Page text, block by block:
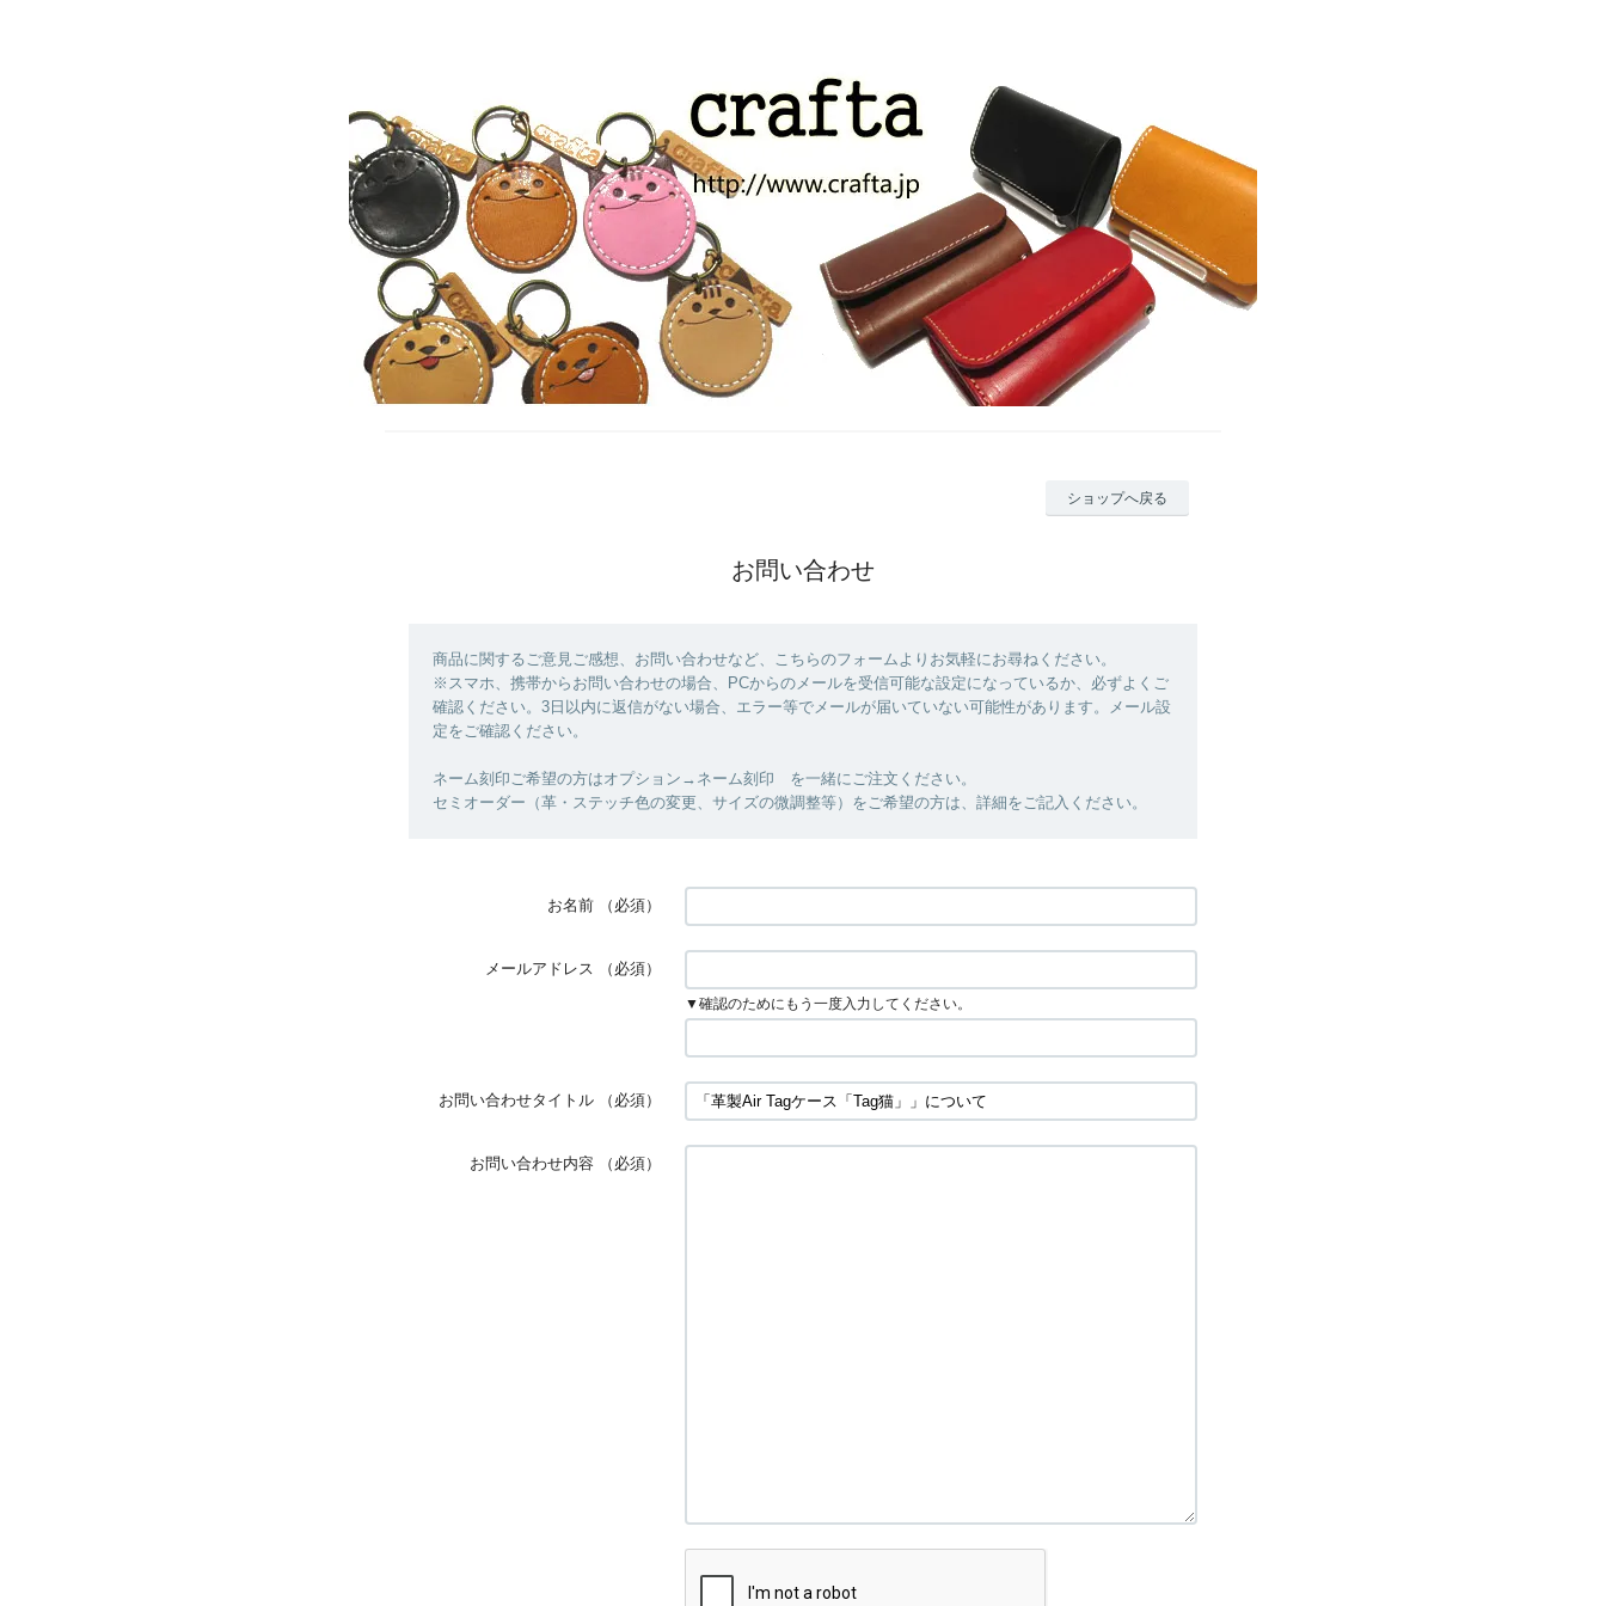
ショップへ戻る
お問い合わせ
商品に関するご意見ご感想、お問い合わせなど、こちらのフォームよりお気軽にお尋ねください。
※スマホ、携帯からお問い合わせの場合、PCからのメールを受信可能な設定になっているか、必ずよくご
確認ください。3日以内に返信がない場合、エラー等でメールが届いていない可能性があります。メール設
定をご確認ください。
ネーム刻印ご希望の方はオプション→ネーム刻印 を一緒にご注文ください。
セミオーダー（革・ステッチ色の変更、サイズの微調整等）をご希望の方は、詳細をご記入ください。
お名前 （必須）
メールアドレス （必須）
▼確認のためにもう一度入力してください。
お問い合わせタイトル （必須）
お問い合わせ内容 （必須）